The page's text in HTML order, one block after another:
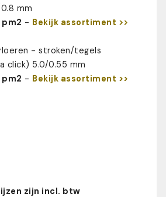
mm
- Bekijk assortiment >>
- stroken/tegels
click) 5.0/0.55 mm
- Bekijk assortiment >>
zijn incl. btw